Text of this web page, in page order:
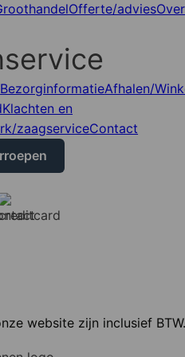
Offerte/adviesOver
BezorginformatieAfhalen/
Klachten en
zaagserviceContact
website zijn inclusief BTW.